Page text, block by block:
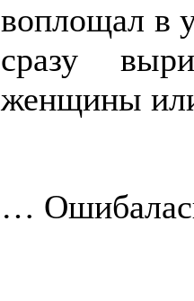
воплощал в
сразу
женщины
…